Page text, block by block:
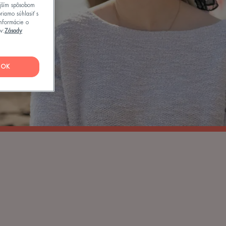
spôsobom
súhlasiť s
o
Zásady
OK